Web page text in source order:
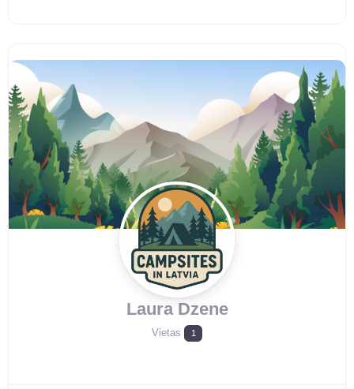
Laura Dzene
Vietas 1